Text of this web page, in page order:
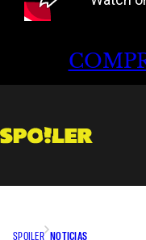
SPOILER NOTICIAS